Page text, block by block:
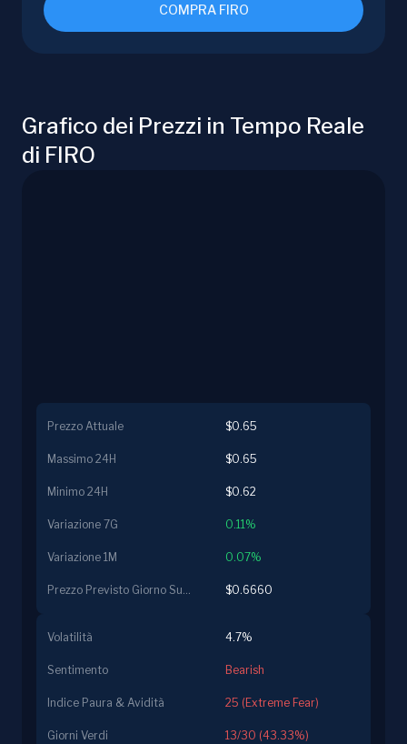
COMPRA FIRO
Grafico dei Prezzi in Tempo Reale
di FIRO
Prezzo Attuale $0.65
Massimo 24H $0.65
Minimo 24H $0.62
Variazione 7G 0.11%
Variazione 1M 0.07%
Prezzo Previsto Giorno Successivo $0.6660
Volatilità 4.7%
Sentimento Bearish
Indice Paura & Avidità 25 (Extreme Fear)
Giorni Verdi 13/30 (43.33%)